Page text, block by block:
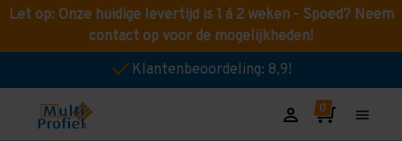
Let op: Onze huidige levertijd is 1 á 2 weken - Spoed? Neem
contact op voor de mogelijkheden!
Klantenbeoordeling: 8,9!